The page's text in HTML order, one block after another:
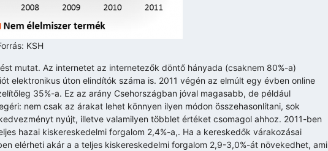
KSH
mutat. Az internetet az internetezők döntő hányada (csaknem 80%-a)
elektronikus úton elindítók száma is. 2011 végén az elmúlt egy évben online
35%-a. Ez az arány Csehországban jóval magasabb, de például
nem csak az árakat lehet könnyen ilyen módon összehasonlítani, sok
nyújt, illetve valamilyen többlet értéket csomagol ahhoz. 2011-ben
hazai kiskereskedelmi forgalom 2,4%-a,. Ha a kereskedők várakozásai
elérheti akár a a teljes kiskereskedelmi forgalom 2,9-3,0%-át növekedhet, ami